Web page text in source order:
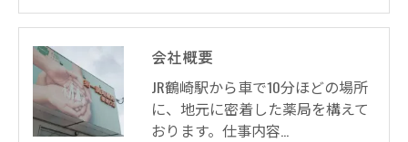
会社概要
JR鶴崎駅から車で10分ほどの場所
に、地元に密着した薬局を構えて
おります。仕事内容…